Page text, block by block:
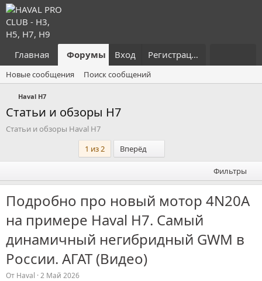
Главная Форумы Что нового?
Вход Регистрация
Новые сообщения Поиск сообщений
Haval H7
Статьи и обзоры H7
Статьи и обзоры Haval H7
1 из 2
Вперёд
Фильтры
Подробно про новый мотор 4N20A
на примере Haval H7. Самый
динамичный негибридный GWM в
России. АГАТ (Видео)
От Haval 2 Май 2026